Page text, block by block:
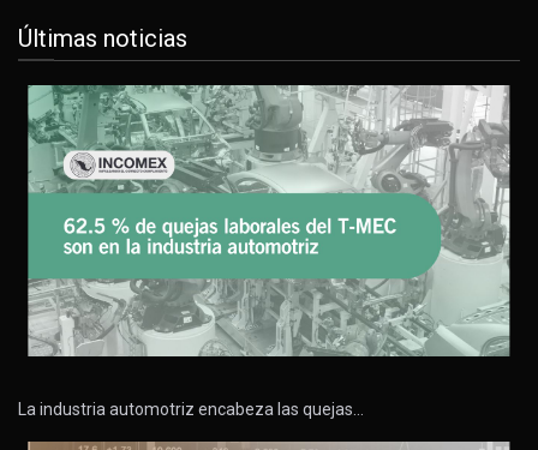
Últimas noticias
La industria automotriz encabeza las quejas…